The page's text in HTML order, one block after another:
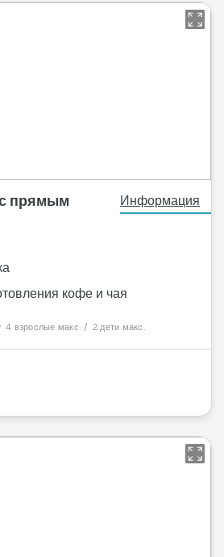
прямым
Информация
кофе и чая
4 взрослые макс. / 2 дети макс.